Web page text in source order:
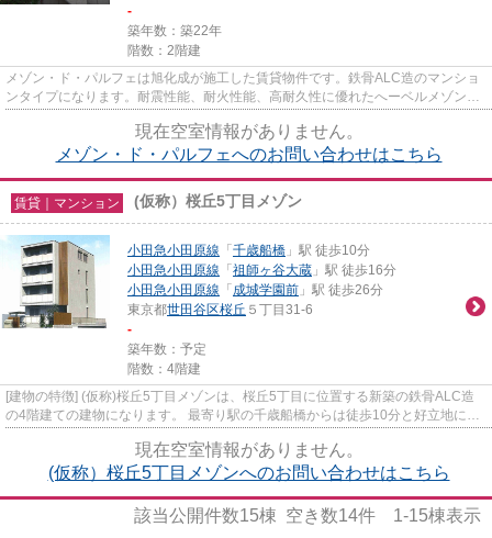
-
築年数：築22年
階数：2階建
メゾン・ド・パルフェは旭化成が施工した賃貸物件です。鉄骨ALC造のマンショ
ンタイプになります。耐震性能、耐火性能、高耐久性に優れたへーベルメゾンの
建物です。断熱性にも優れ、暑...
現在空室情報がありません。
メゾン・ド・パルフェへのお問い合わせはこちら
賃貸｜マンション (仮称）桜丘5丁目メゾン
小田急小田原線 「千歳船橋 」駅 徒歩10分
小田急小田原線 「祖師ヶ谷大蔵 」駅 徒歩16分
小田急小田原線 「成城学園前 」駅 徒歩26分
東京都世田谷区桜丘 ５丁目31-6
-
築年数：予定
階数：4階建
[建物の特徴] (仮称)桜丘5丁目メゾンは、桜丘5丁目に位置する新築の鉄骨ALC造
の4階建ての建物になります。 最寄り駅の千歳船橋からは徒歩10分と好立地に位
置しております。 また、人気...
現在空室情報がありません。
(仮称）桜丘5丁目メゾンへのお問い合わせはこちら
該当公開件数15棟 空き数14件 1-15棟表示